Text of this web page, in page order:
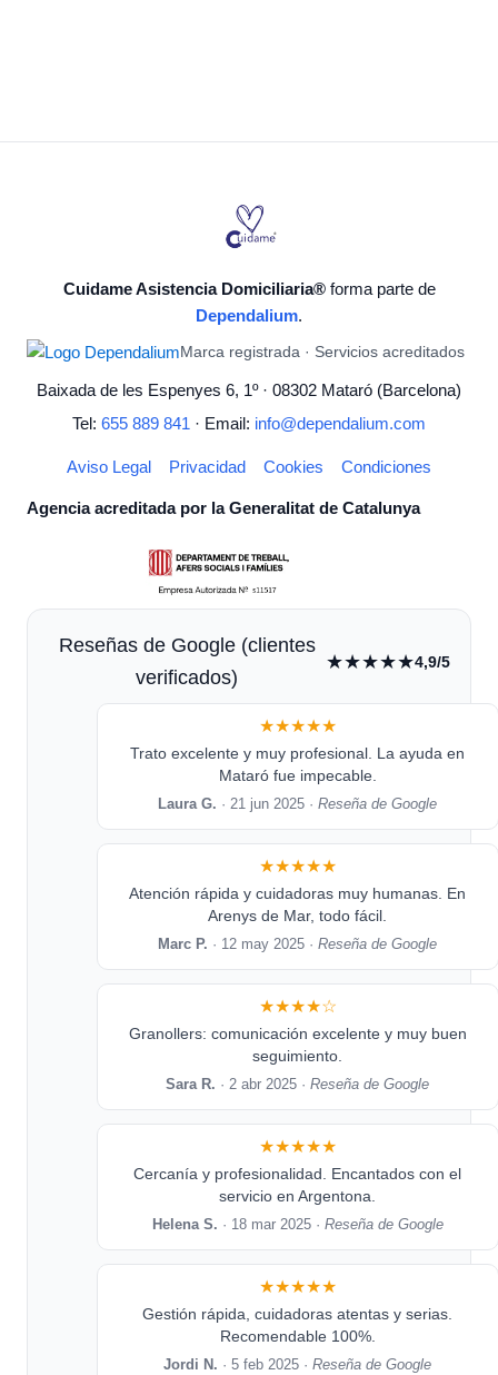
Cuidame Asistencia Domiciliaria®forma parte de
Dependalium.
Marca registrada · Servicios acreditados
Baixada de les Espenyes 6, 1º · 08302 Mataró (Barcelona)
Tel: 655 889 841 · Email: info@dependalium.com
Aviso Legal Privacidad Cookies Condiciones
Agencia acreditada por la Generalitat de Catalunya
Reseñas de Google (clientes
verificados)
★★★★★4,9/5
★★★★★
Trato excelente y muy profesional. La ayuda en
Mataró fue impecable.
Laura G. · 21 jun 2025 ·Reseña de Google
★★★★★
Atención rápida y cuidadoras muy humanas. En
Arenys de Mar, todo fácil.
Marc P. · 12 may 2025 ·Reseña de Google
★★★★☆
Granollers: comunicación excelente y muy buen
seguimiento.
Sara R. · 2 abr 2025 ·Reseña de Google
★★★★★
Cercanía y profesionalidad. Encantados con el
servicio en Argentona.
Helena S. · 18 mar 2025 · Reseña de Google
★★★★★
Gestión rápida, cuidadoras atentas y serias.
Recomendable 100%.
Jordi N. · 5 feb 2025 ·Reseña de Google